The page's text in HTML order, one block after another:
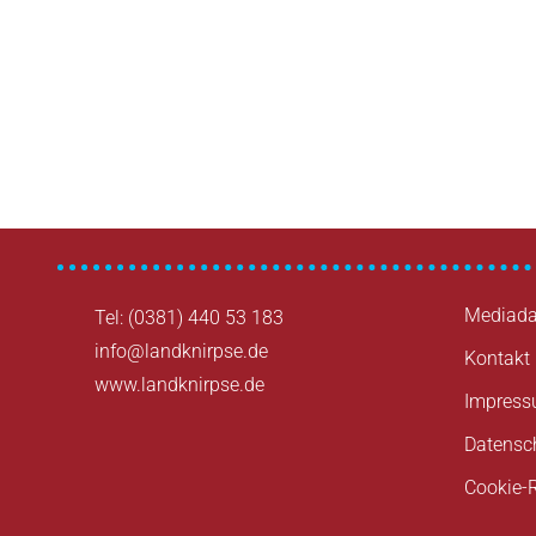
Tel: (0381) 440 53 183
info@landknirpse.de
www.landknirpse.de
Kontakt
Cookie-